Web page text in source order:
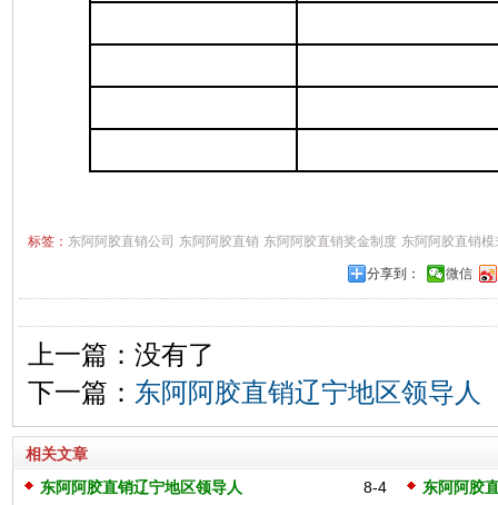
标签： 东阿阿胶直销公司 东阿阿胶直销 东阿阿胶直销奖金制度 东阿阿胶直销模
分享到： 微信
上一篇：没有了
下一篇： 东阿阿胶直销辽宁地区领导人
相关文章
8-4
东阿阿胶直销辽宁地区领导人
东阿阿胶